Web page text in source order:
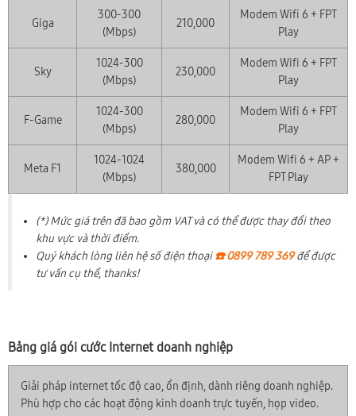
Giga
300-300
(Mbps)
210,000
Modem Wifi 6 + FPT
Play
Sky
1024-300
(Mbps)
230,000
Modem Wifi 6 + FPT
Play
F-Game
1024-300
(Mbps)
280,000
Modem Wifi 6 + FPT
Play
Meta F1
1024-1024
(Mbps)
380,000
Modem Wifi 6 + AP +
FPT Play
(*) Mức giá trên đã bao gồm VAT và có thể được thay đổi theo
khu vực và thời điểm.
Quý khách lòng liên hệ số điện thoại☎️ 0899 789 369để được
tư vấn cụ thể, thanks!
Bảng giá gói cước Internet doanh nghiệp
Giải pháp internet tốc độ cao, ổn định, dành riêng doanh nghiệp.
Phù hợp cho các hoạt động kinh doanh trực tuyến, họp video.